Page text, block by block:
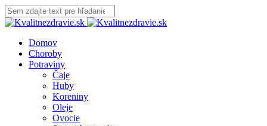
Domov
Choroby
Potraviny
Čaje
Huby
Koreniny
Oleje
Ovocie